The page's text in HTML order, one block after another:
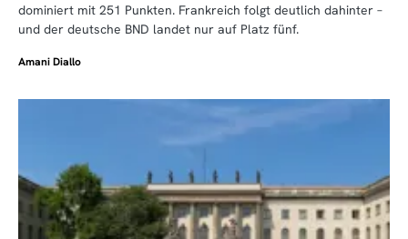
dominiert mit 251 Punkten. Frankreich folgt deutlich dahinter –
und der deutsche BND landet nur auf Platz fünf.
Amani Diallo